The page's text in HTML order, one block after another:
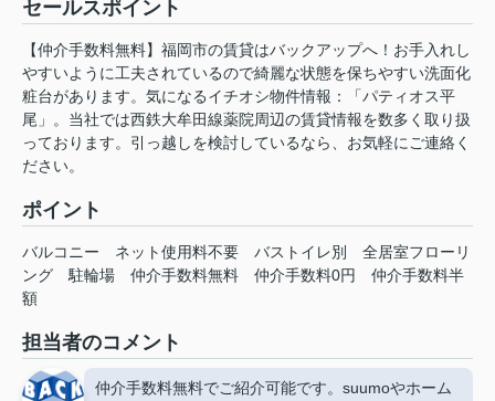
セールスポイント
【仲介手数料無料】福岡市の賃貸はバックアップへ！お手入れし
やすいように工夫されているので綺麗な状態を保ちやすい洗面化
粧台があります。気になるイチオシ物件情報：「パティオス平
尾」。当社では西鉄大牟田線薬院周辺の賃貸情報を数多く取り扱
っております。引っ越しを検討しているなら、お気軽にご連絡く
ださい。
ポイント
バルコニー ネット使用料不要 バストイレ別
全居室フローリ
ング
駐輪場 仲介手数料無料 仲介手数料0円
仲介手数料半
額
担当者のコメント
仲介手数料無料でご紹介可能です。suumoやホーム